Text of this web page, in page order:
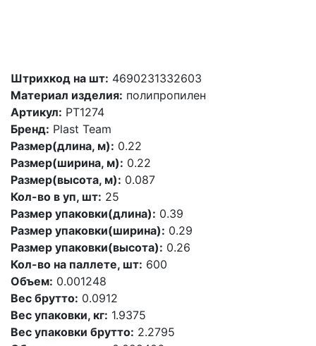
Штрихкод на шт: 4690231332603
Материал изделия: полипропилен
Артикул: PT1274
Бренд: Plast Team
Размер(длина, м): 0.22
Размер(ширина, м): 0.22
Размер(высота, м): 0.087
Кол-во в уп, шт: 25
Размер упаковки(длина): 0.39
Размер упаковки(ширина): 0.29
Размер упаковки(высота): 0.26
Кол-во на паллете, шт: 600
Объем: 0.001248
Вес брутто: 0.0912
Вес упаковки, кг: 1.9375
Вес упаковки брутто: 2.2795